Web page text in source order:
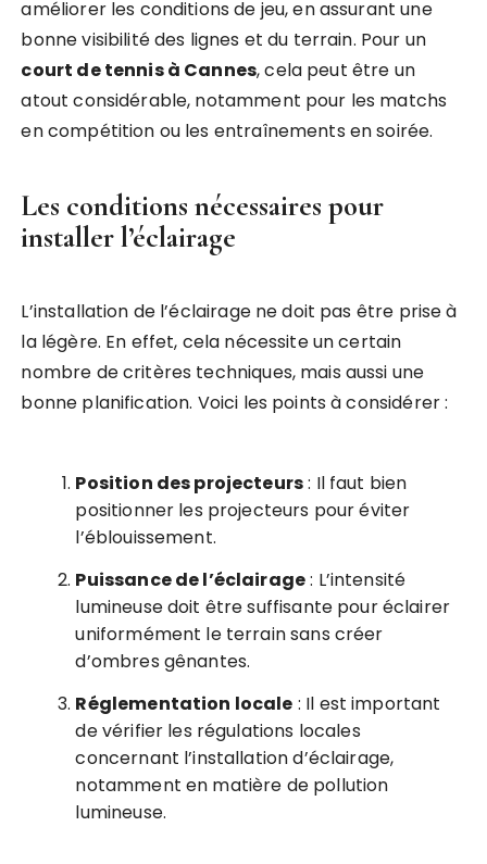
améliorer les conditions de jeu, en assurant une
bonne visibilité des lignes et du terrain. Pour un
court de tennis à Cannes, cela peut être un
atout considérable, notamment pour les matchs
en compétition ou les entraînements en soirée.
Les conditions nécessaires pour
installer l’éclairage
L’installation de l’éclairage ne doit pas être prise à
la légère. En effet, cela nécessite un certain
nombre de critères techniques, mais aussi une
bonne planification. Voici les points à considérer :
Position des projecteurs: Il faut bien
positionner les projecteurs pour éviter
l’éblouissement.
Puissance de l’éclairage: L’intensité
lumineuse doit être suffisante pour éclairer
uniformément le terrain sans créer
d’ombres gênantes.
Réglementation locale : Il est important
de vérifier les régulations locales
concernant l’installation d’éclairage,
notamment en matière de pollution
lumineuse.